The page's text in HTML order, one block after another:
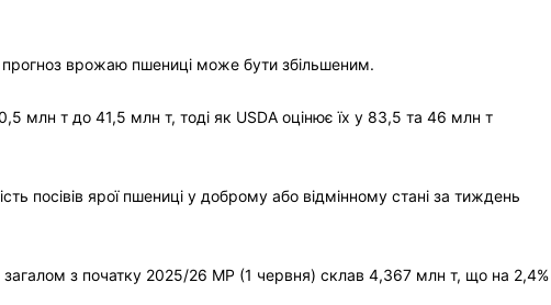
врожаю пшениці може бути збільшеним.
млн т до 41,5 млн т, тоді як USDA оцінює їх у 83,5 та 46 млн т
посівів ярої пшениці у доброму або відмінному стані за тиждень
з початку 2025/26 МР (1 червня) склав 4,367 млн т, що на 2,4%